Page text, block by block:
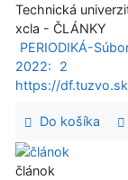
Technická
xcla - ČLÁNKY
PERIODIKÁ-
2022:
2
https://
Do košíka
článok